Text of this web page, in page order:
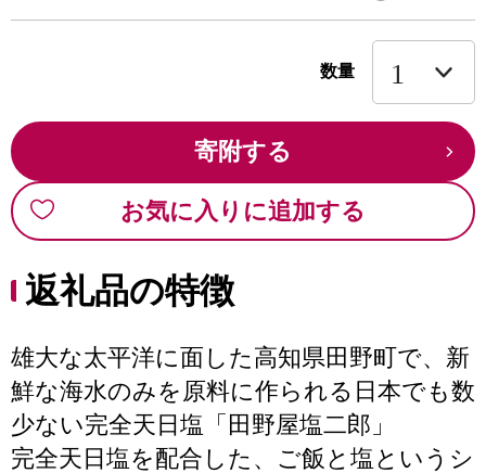
数量
寄附する
お気に入りに追加する
返礼品の特徴
雄大な太平洋に面した高知県田野町で、新
鮮な海水のみを原料に作られる日本でも数
少ない完全天日塩「田野屋塩二郎」
完全天日塩を配合した、ご飯と塩というシ